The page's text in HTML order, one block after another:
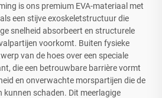
is ons premium EVA-materiaal met
een stijve exoskeletstructuur die
snelheid absorbeert en structurele
voorkomt. Buiten fysieke
van de hoes over een speciale
die een betrouwbare barrière vormt
en onverwachte morspartijen die de
kunnen schaden. Dit meerlagige